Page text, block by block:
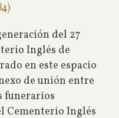
del 27
Inglés de
en este espacio
de unión entre
funerarios
Cementerio Inglés